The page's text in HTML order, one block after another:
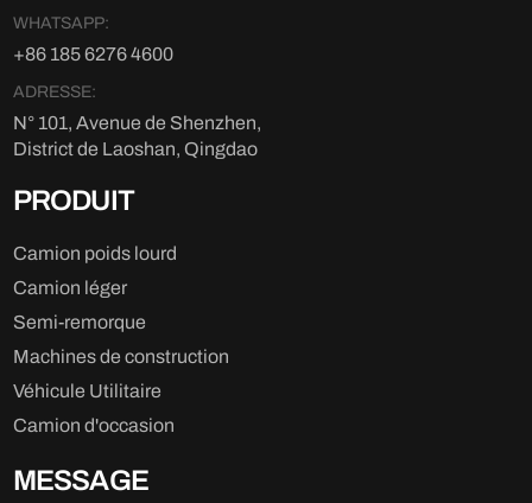
WHATSAPP:
+86 185 6276 4600
ADRESSE:
N° 101, Avenue de Shenzhen,
District de Laoshan, Qingdao
PRODUIT
Camion poids lourd
Camion léger
Semi-remorque
Machines de construction
Véhicule Utilitaire
Camion d'occasion
MESSAGE